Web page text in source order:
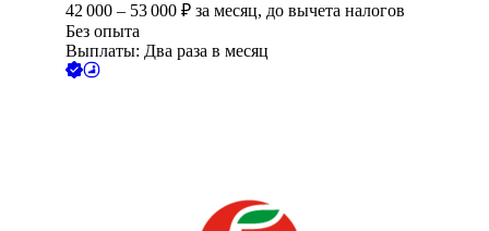
42 000 – 53 000 ₽ за месяц, до вычета налогов
Без опыта
Выплаты: Два раза в месяц